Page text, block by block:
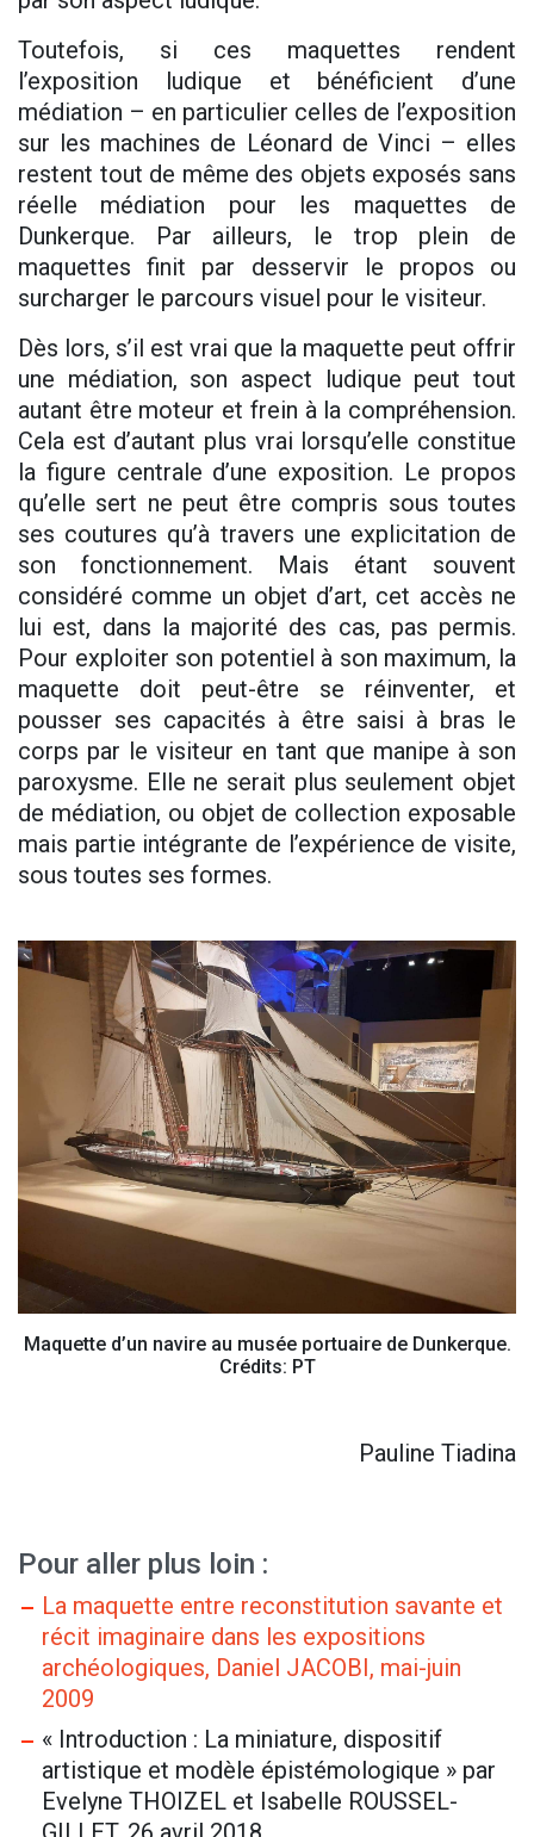
Toutefois, si ces maquettes rendent
l’exposition ludique et bénéficient d’une
médiation – en particulier celles de l’exposition
sur les machines de Léonard de Vinci – elles
restent tout de même des objets exposés sans
réelle médiation pour les maquettes de
Dunkerque. Par ailleurs, le trop plein de
maquettes finit par desservir le propos ou
surcharger le parcours visuel pour le visiteur.
Dès lors, s’il est vrai que la maquette peut offrir
une médiation, son aspect ludique peut tout
autant être moteur et frein à la compréhension.
Cela est d’autant plus vrai lorsqu’elle constitue
la figure centrale d’une exposition. Le propos
qu’elle sert ne peut être compris sous toutes
ses coutures qu’à travers une explicitation de
son fonctionnement. Mais étant souvent
considéré comme un objet d’art, cet accès ne
lui est, dans la majorité des cas, pas permis.
Pour exploiter son potentiel à son maximum, la
maquette doit peut-être se réinventer, et
pousser ses capacités à être saisi à bras le
corps par le visiteur en tant que manipe à son
paroxysme. Elle ne serait plus seulement objet
de médiation, ou objet de collection exposable
mais partie intégrante de l’expérience de visite,
sous toutes ses formes.
Maquette d’un navire au musée portuaire de Dunkerque.
Crédits: PT
Pauline Tiadina
Pour aller plus loin :
La maquette entre reconstitution savante et
récit imaginaire dans les expositions
archéologiques, Daniel JACOBI, mai-juin
2009
« Introduction : La miniature, dispositif
artistique et modèle épistémologique » par
Evelyne THOIZEL et Isabelle ROUSSEL-